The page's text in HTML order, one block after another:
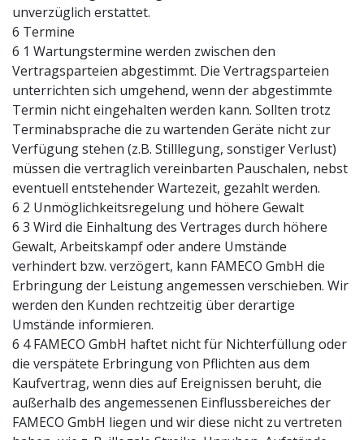
unverzüglich erstattet.
6 Termine
6 1 Wartungstermine werden zwischen den
Vertragsparteien abgestimmt. Die Vertragsparteien
unterrichten sich umgehend, wenn der abgestimmte
Termin nicht eingehalten werden kann. Sollten trotz
Terminabsprache die zu wartenden Geräte nicht zur
Verfügung stehen (z.B. Stilllegung, sonstiger Verlust)
müssen die vertraglich vereinbarten Pauschalen, nebst
eventuell entstehender Wartezeit, gezahlt werden.
6 2 Unmöglichkeitsregelung und höhere Gewalt
6 3 Wird die Einhaltung des Vertrages durch höhere
Gewalt, Arbeitskampf oder andere Umstände
verhindert bzw. verzögert, kann FAMECO GmbH die
Erbringung der Leistung angemessen verschieben. Wir
werden den Kunden rechtzeitig über derartige
Umstände informieren.
6 4 FAMECO GmbH haftet nicht für Nichterfüllung oder
die verspätete Erbringung von Pflichten aus dem
Kaufvertrag, wenn dies auf Ereignissen beruht, die
außerhalb des angemessenen Einflussbereiches der
FAMECO GmbH liegen und wir diese nicht zu vertreten